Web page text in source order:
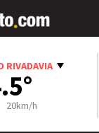
RIVADAVIA
20km/h